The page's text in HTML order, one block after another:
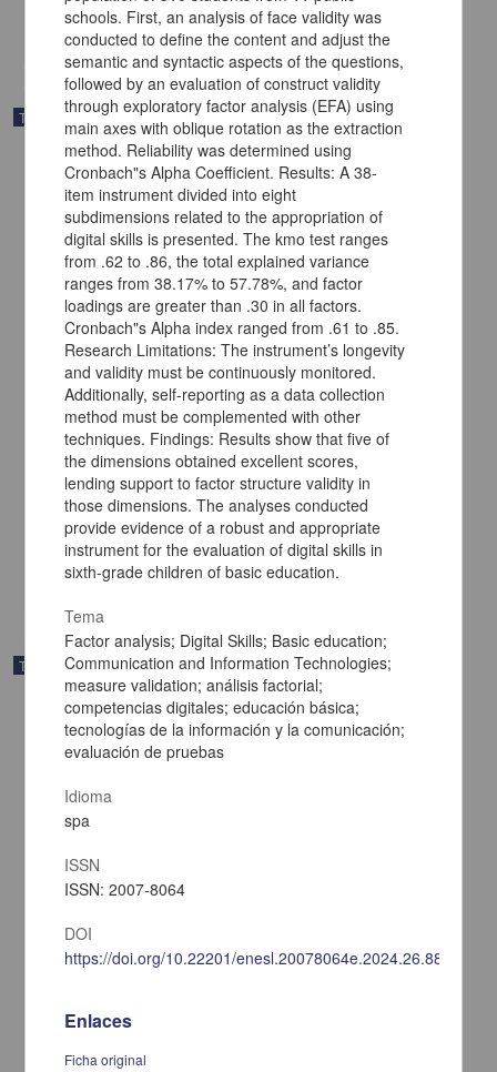
Trabajo de grado
Nivel de conocimiento de estudiantes de odontología respecto al
manejo de lesiones cariosas basado en la filosofía de mínima
intervención
Pérez Miranda, Leopoldo Arturo
Medicina y Ciencias de la Salud
Trabajo de grado
Cortés Ríos, África Jannaí
schools. First, an analysis of face validity was
conducted to define the content and adjust the
semantic and syntactic aspects of the questions,
followed by an evaluation of construct validity
through exploratory factor analysis (EFA) using
main axes with oblique rotation as the extraction
method. Reliability was determined using
Cronbach"s Alpha Coefficient. Results: A 38-
item instrument divided into eight
subdimensions related to the appropriation of
digital skills is presented. The kmo test ranges
from .62 to .86, the total explained variance
ranges from 38.17% to 57.78%, and factor
loadings are greater than .30 in all factors.
Cronbach"s Alpha index ranged from .61 to .85.
Research Limitations: The instrument’s longevity
and validity must be continuously monitored.
Additionally, self-reporting as a data collection
method must be complemented with other
techniques. Findings: Results show that five of
the dimensions obtained excellent scores,
lending support to factor structure validity in
those dimensions. The analyses conducted
provide evidence of a robust and appropriate
instrument for the evaluation of digital skills in
sixth-grade children of basic education.
Tema
Factor analysis; Digital Skills; Basic education;
Communication and Information Technologies;
measure validation; análisis factorial;
competencias digitales; educación básica;
tecnologías de la información y la comunicación;
evaluación de pruebas
Idioma
spa
ISSN
ISSN: 2007-8064
DOI
https://doi.org/10.22201/enesl.20078064e.2024.26.88380
Enlaces
Ficha original